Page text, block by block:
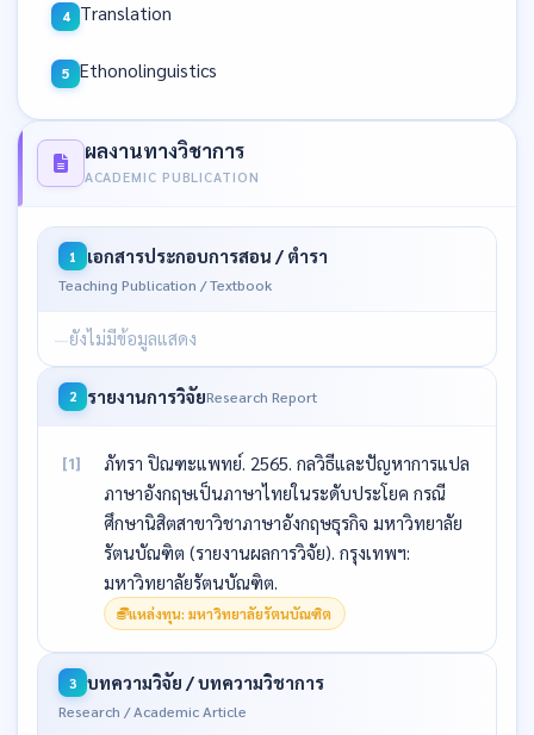
Translation
Ethonolinguistics
ผลงานทางวิชาการ
ACADEMIC PUBLICATION
1 เอกสารประกอบการสอน / ตำรา
Teaching Publication / Textbook
ยังไม่มีข้อมูลแสดง
2 รายงานการวิจัยResearch Report
[1]
ภัทรา ปิณฑะแพทย์. 2565. กลวิธีและปัญหาการแปล
ภาษาอังกฤษเป็นภาษาไทยในระดับประโยค กรณี
ศึกษานิสิตสาขาวิชาภาษาอังกฤษธุรกิจ มหาวิทยาลัย
รัตนบัณฑิต (รายงานผลการวิจัย). กรุงเทพฯ:
มหาวิทยาลัยรัตนบัณฑิต.
แหล่งทุน: มหาวิทยาลัยรัตนบัณฑิต
3 บทความวิจัย / บทความวิชาการ
Research / Academic Article